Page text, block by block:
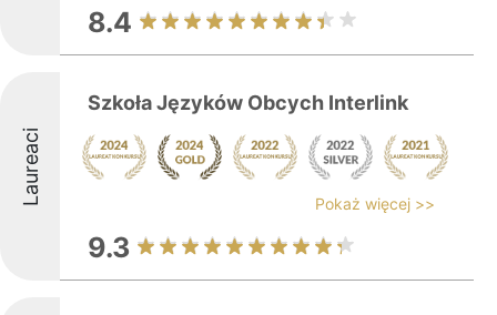
8.4
Laureaci
Szkoła Języków Obcych Interlink
Pokaż więcej >>
9.3